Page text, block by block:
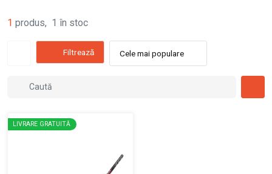
1 produs, 1 în stoc
Filtrează Cele mai populare
LIVRARE GRATUITĂ